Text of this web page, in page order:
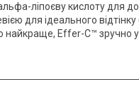
ліпоєву кислоту для
для ідеального відтінку
найкраще, Effer-C™ зручно